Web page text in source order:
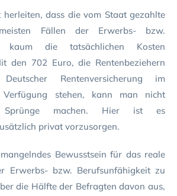
herleiten, dass die vom Staat gezahlte
Fällen der Erwerbs- bzw.
kaum die tatsächlichen Kosten
den 702 Euro, die Rentenbeziehern
Rentenversicherung im
Verfügung stehen, kann man nicht
machen. Hier ist es
privat vorzusorgen.
Bewusstsein für das reale
Erwerbs- bzw. Berufsunfähigkeit zu
die Hälfte der Befragten davon aus,